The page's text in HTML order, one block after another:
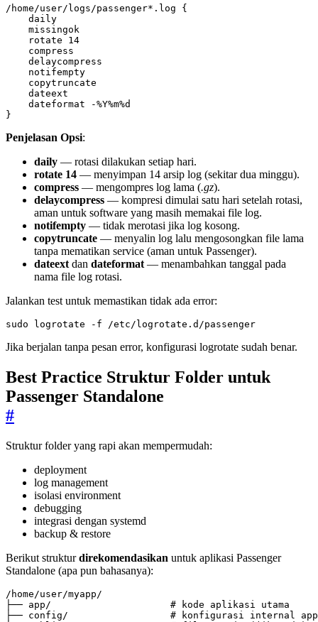
/home/user/logs/passenger*.log {
daily
missingok
rotate 14
compress
delaycompress
notifempty
copytruncate
dateext
dateformat -%Y%m%d
}
Penjelasan Opsi:
daily — rotasi dilakukan setiap hari.
rotate 14 — menyimpan 14 arsip log (sekitar dua minggu).
compress — mengompres log lama (.gz).
delaycompress — kompresi dimulai satu hari setelah rotasi,
aman untuk software yang masih memakai file log.
notifempty — tidak merotasi jika log kosong.
copytruncate — menyalin log lalu mengosongkan file lama
tanpa mematikan service (aman untuk Passenger).
dateext dan dateformat — menambahkan tanggal pada
nama file log rotasi.
Jalankan test untuk memastikan tidak ada error:
sudo logrotate -f /etc/logrotate.d/passenger
Jika berjalan tanpa pesan error, konfigurasi logrotate sudah benar.
Best Practice Struktur Folder untuk
Passenger Standalone
#
Struktur folder yang rapi akan mempermudah:
deployment
log management
isolasi environment
debugging
integrasi dengan systemd
backup & restore
Berikut strukturdirekomendasikan untuk aplikasi Passenger
Standalone (apa pun bahasanya):
├── app/ # kode aplikasi utama
├── config/ # konfigurasi internal app